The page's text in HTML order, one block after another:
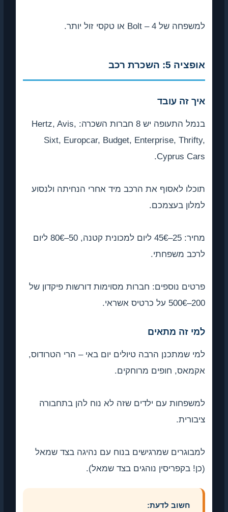
למשפחה של 4 – Bolt או טקסי זול יותר.
אופציה 5: השכרת רכב
איך זה עובד
בנמל התעופה יש 8 חברות השכרה: Hertz, Avis,
Sixt, Europcar, Budget, Enterprise, Thrifty,
Cyprus Cars.
תוכלו לאסוף את הרכב מיד אחרי הנחיתה ולנסוע
למלון בעצמכם.
מחיר: 25–45€ ליום למכונית קטנה, 50–80€ ליום
לרכב משפחתי.
פרטים נוספים: חברות מסוימות דורשות פיקדון של
200–500€ על כרטיס אשראי.
למי זה מתאים
למי שמתכנן הרבה טיולים יום באי – הרי הטרודוס,
אקמאס, חופים מרוחקים.
למשפחות עם ילדים שזה לא נוח להן בתחבורה
ציבורית.
למבוגרים שמרגישים בנוח עם נהיגה בצד שמאל
(כן! בקפריסין נוהגים בצד שמאל).
חשוב לדעת: